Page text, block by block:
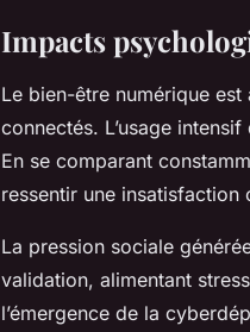
Impacts
Le bien-être numérique est
connectés. L’usage
En se comparant
ressentir une insatisfaction
La pression sociale
validation, alimentant
l’émergence de la